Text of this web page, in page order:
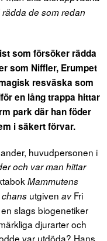
de som redan
som försöker rädda
som Niffler, Erumpet
resväska som
en lång trappa hittar
park där han föder
i säkert förvar.
huvudpersonen i
och var man hittar
Mammutens
utgiven avFri
slags biogenetiker
djurarter och
var utdöda? Hans